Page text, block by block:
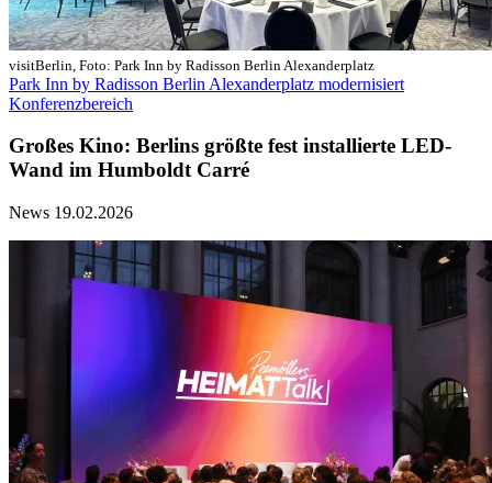
visitBerlin, Foto: Park Inn by Radisson Berlin Alexanderplatz
Park Inn by Radisson Berlin Alexanderplatz modernisiert
Konferenzbereich
Großes Kino: Berlins größte fest installierte LED-
Wand im Humboldt Carré
News 19.02.2026